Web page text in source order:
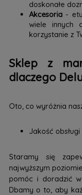
doskonałe
Akcesoria-
wiele innych
korzystanie z
Sklep z
dlaczego
Oto, co wyróżnia
Jakość obsługi
Staramy się
najwyższym
pomóc i doradzić
Dbamy o to, aby